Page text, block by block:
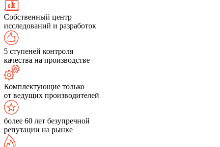
Собственный центр
исследований и разработок
5 ступеней контроля
качества на производстве
Комплектующие только
от ведущих производителей
более 60 лет безупречной
репутации на рынке